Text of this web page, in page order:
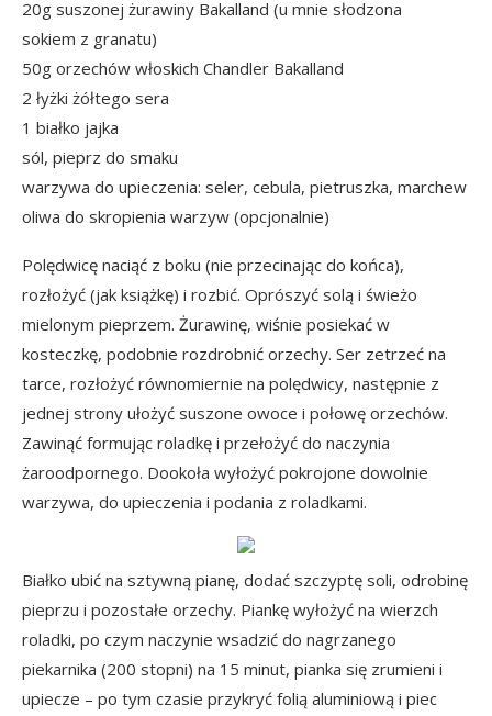
20g suszonej żurawiny Bakalland (u mnie słodzona
sokiem z granatu)
50g orzechów włoskich Chandler Bakalland
2 łyżki żółtego sera
1 białko jajka
sól, pieprz do smaku
warzywa do upieczenia: seler, cebula, pietruszka, marchew
oliwa do skropienia warzyw (opcjonalnie)
Polędwicę naciąć z boku (nie przecinając do końca),
rozłożyć (jak książkę) i rozbić. Oprószyć solą i świeżo
mielonym pieprzem. Żurawinę, wiśnie posiekać w
kosteczkę, podobnie rozdrobnić orzechy. Ser zetrzeć na
tarce, rozłożyć równomiernie na polędwicy, następnie z
jednej strony ułożyć suszone owoce i połowę orzechów.
Zawinąć formując roladkę i przełożyć do naczynia
żaroodpornego. Dookoła wyłożyć pokrojone dowolnie
warzywa, do upieczenia i podania z roladkami.
Białko ubić na sztywną pianę, dodać szczyptę soli, odrobinę
pieprzu i pozostałe orzechy. Piankę wyłożyć na wierzch
roladki, po czym naczynie wsadzić do nagrzanego
piekarnika (200 stopni) na 15 minut, pianka się zrumieni i
upiecze – po tym czasie przykryć folią aluminiową i piec